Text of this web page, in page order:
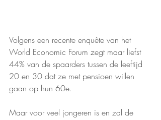
Volgens een recente enquête van het
World Economic Forum zegt maar liefst
44% van de spaarders tussen de leeftijd
20 en 30 dat ze met pensioen willen
gaan op hun 60e.
Maar voor veel jongeren is en zal de